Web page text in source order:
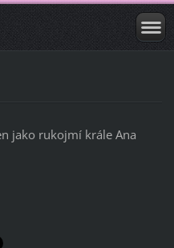
jako rukojmí krále Ana